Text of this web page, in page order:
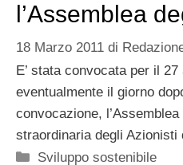
l’Assemblea
18 Marzo 2011 di
E’ stata convocata per il
eventualmente il giorno
convocazione,
straordinaria degli Azionisti
Categorie
Sviluppo sostenibile